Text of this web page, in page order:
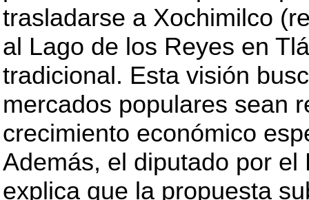
trasladarse a Xochimilco
al Lago de los Reyes en
tradicional. Esta visión
mercados populares sean
crecimiento económico
Además, el diputado por
explica que la propuesta